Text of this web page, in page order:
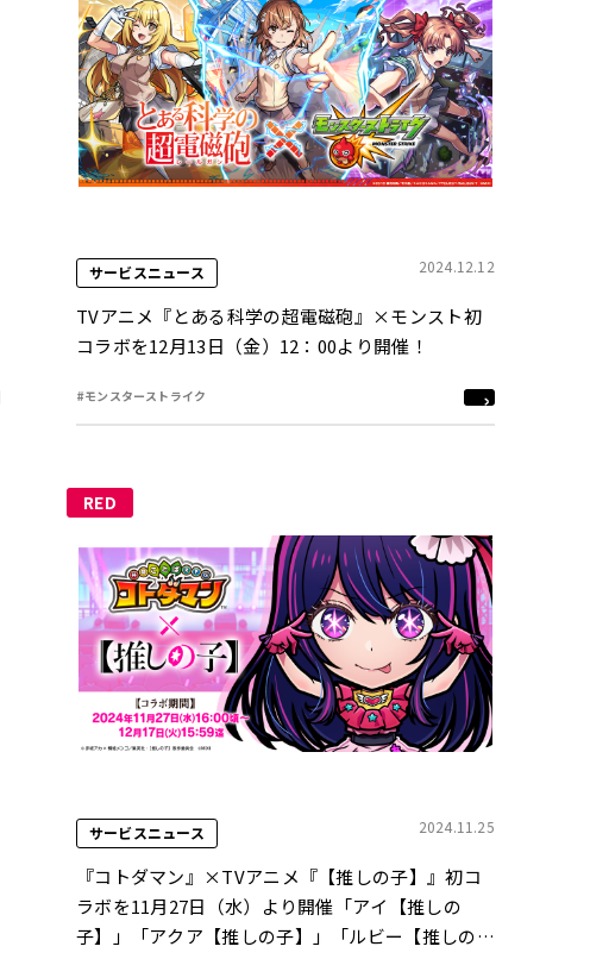
サービスニュース 2024.12.12
TVアニメ『とある科学の超電磁砲』×モンスト初
コラボを12月13日（金）12：00より開催！
#モンスターストライク
RED
サービスニュース 2024.11.25
『コトダマン』×TVアニメ『【推しの子】』初コ
ラボを11月27日（水）より開催「アイ【推しの
子】」「アクア【推しの子】」「ルビー【推しの